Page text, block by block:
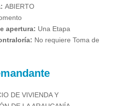
ABIERTO
apertura: Una Etapa
No requiere Toma de
DE VIVIENDA Y